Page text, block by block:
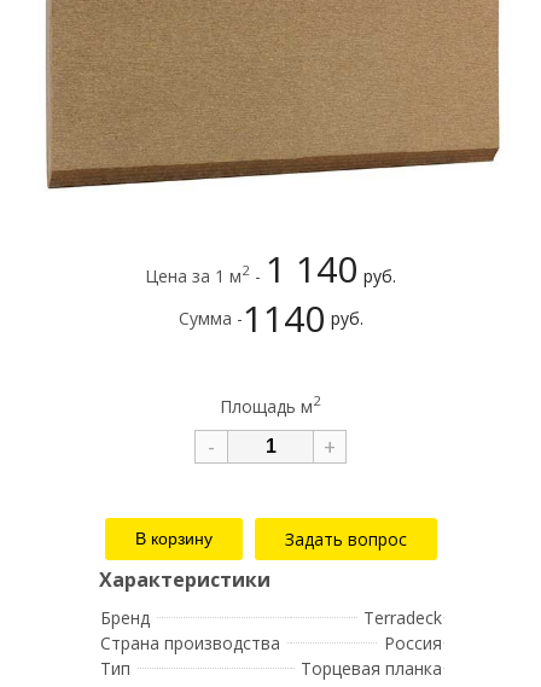
Цена за 1 м2 - 1 140 руб.
Сумма -1140 руб.
Площадь м2
- +
Задать вопрос
Бренд
Terradeck
Страна производства
Россия
Тип
Торцевая планка